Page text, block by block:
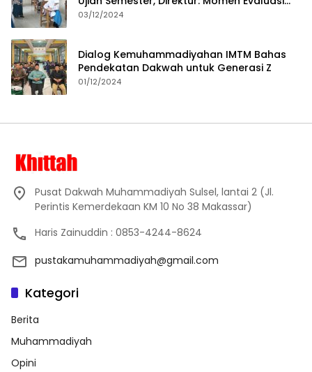
Proses Pembelajaran
03/12/2024
Dialog Kemuhammadiyahan IMTM Bahas
Pendekatan Dakwah untuk Generasi Z
01/12/2024
Pusat Dakwah Muhammadiyah Sulsel, lantai 2 (Jl.
Perintis Kemerdekaan KM 10 No 38 Makassar)
Haris Zainuddin : 0853-4244-8624
pustakamuhammadiyah@gmail.com
Kategori
Berita
Muhammadiyah
Opini